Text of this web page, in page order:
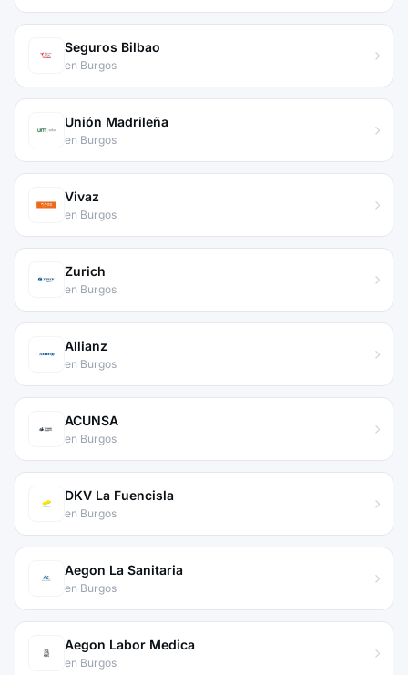
Seguros Bilbao
en Burgos
Unión Madrileña
en Burgos
Vivaz
en Burgos
Zurich
en Burgos
Allianz
en Burgos
ACUNSA
en Burgos
DKV La Fuencisla
en Burgos
Aegon La Sanitaria
en Burgos
Aegon Labor Medica
en Burgos